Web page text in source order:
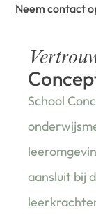
Neem contact
School
aansluit bij